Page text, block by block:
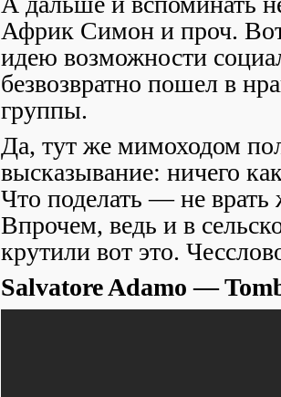
Африк Симон и проч. Вот
идею возможности
безвозвратно пошел в
группы.
Да, тут же мимоходом
высказывание: ничего
Что поделать — не
Впрочем, ведь и в
крутили вот это.
Salvatore Adamo —